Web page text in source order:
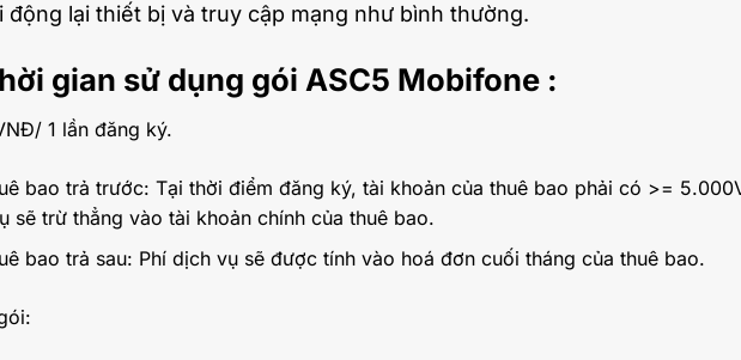
động lại thiết bị và truy cập mạng như bình thường.
gian sử dụng gói ASC5 Mobifone :
1 lần đăng ký.
bao trả trước: Tại thời điểm đăng ký, tài khoản của thuê bao phải có >=
sẽ trừ thẳng vào tài khoản chính của thuê bao.
bao trả sau: Phí dịch vụ sẽ được tính vào hoá đơn cuối tháng của thuê bao.